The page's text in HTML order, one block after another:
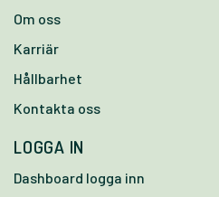
Om oss
Karriär
Hållbarhet
Kontakta oss
LOGGA IN
Dashboard logga inn